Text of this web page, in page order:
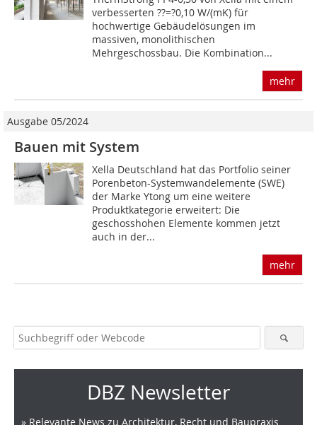
verbesserten ??=?0,10 W/(mK) für
hochwertige Gebäudelösungen im
massiven, monolithischen
Mehrgeschossbau. Die Kombination...
mehr
Ausgabe 05/2024
Bauen mit System
Xella Deutschland hat das Portfolio seiner
Porenbeton-Systemwandelemente (SWE)
der Marke Ytong um eine weitere
Produktkategorie erweitert: Die
geschosshohen Elemente kommen jetzt
auch in der...
mehr
DBZ Newsletter
» Relevante News zu Architektur, Recht und Baupraxis